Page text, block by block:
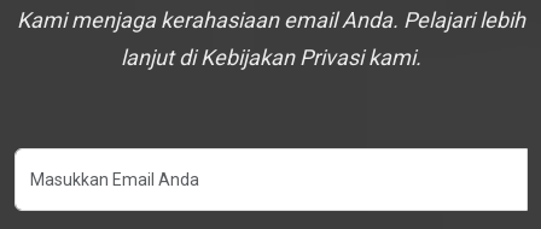
Kami menjaga kerahasiaan email Anda. Pelajari lebih
lanjut di Kebijakan Privasi kami.